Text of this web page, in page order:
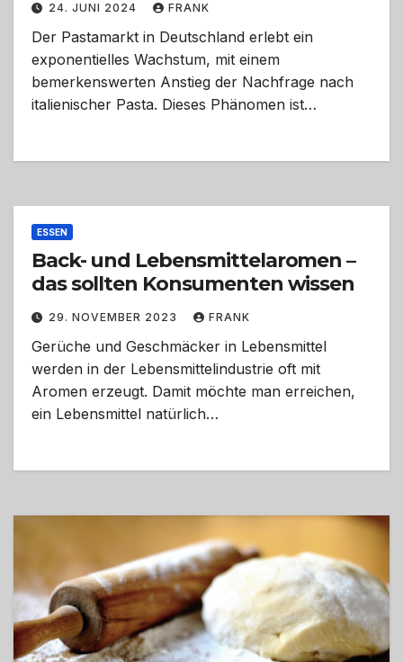
24. JUNI 2024 FRANK
Der Pastamarkt in Deutschland erlebt ein
exponentielles Wachstum, mit einem
bemerkenswerten Anstieg der Nachfrage nach
italienischer Pasta. Dieses Phänomen ist…
ESSEN
Back- und Lebensmittelaromen –
das sollten Konsumenten wissen
29. NOVEMBER 2023 FRANK
Gerüche und Geschmäcker in Lebensmittel
werden in der Lebensmittelindustrie oft mit
Aromen erzeugt. Damit möchte man erreichen,
ein Lebensmittel natürlich…